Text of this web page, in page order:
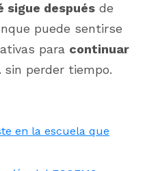
sigue después de
puede sentirse
para continuar
sin perder tiempo.
en la escuela que